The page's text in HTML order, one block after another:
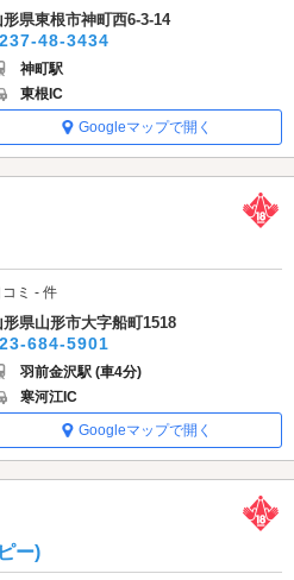
形県東根市神町西6-3-14
48-3434
神町駅
東根IC
Googleマップで開く
コミ - 件
形県山形市大字船町1518
684-5901
羽前金沢駅 (車4分)
寒河江IC
Googleマップで開く
ー)